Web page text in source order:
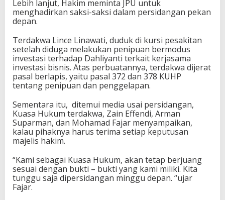
Lebih lanjut, Hakim meminta JPU untuk
menghadirkan saksi-saksi dalam persidangan pekan
depan.
Terdakwa Lince Linawati, duduk di kursi pesakitan
setelah diduga melakukan penipuan bermodus
investasi terhadap Dahliyanti terkait kerjasama
investasi bisnis. Atas perbuatannya, terdakwa dijerat
pasal berlapis, yaitu pasal 372 dan 378 KUHP
tentang penipuan dan penggelapan.
Sementara itu, ditemui media usai persidangan,
Kuasa Hukum terdakwa, Zain Effendi, Arman
Suparman, dan Mohamad Fajar menyampaikan,
kalau pihaknya harus terima setiap keputusan
majelis hakim.
“Kami sebagai Kuasa Hukum, akan tetap berjuang
sesuai dengan bukti – bukti yang kami miliki. Kita
tunggu saja dipersidangan minggu depan. “ujar
Fajar.